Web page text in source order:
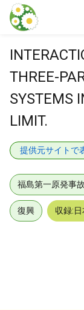
本文に飛ぶ
THREE-
SYSTEMS
LIMIT.
提供元サイトで
福島第一原発事
復興 収録: